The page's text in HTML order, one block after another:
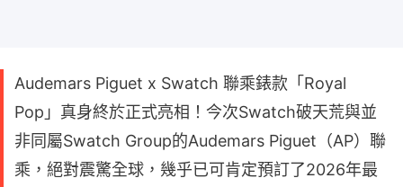
Audemars Piguet x Swatch 聯乘錶款「Royal
Pop」真身終於正式亮相！今次Swatch破天荒與並
非同屬Swatch Group的Audemars Piguet（AP）聯
乘，絕對震驚全球，幾乎已可肯定預訂了2026年最